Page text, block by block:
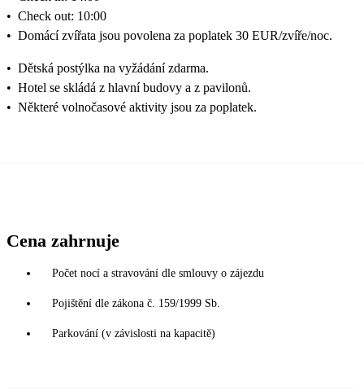
• Check out: 10:00
• Domácí zvířata jsou povolena za poplatek 30 EUR/zvíře/noc.
• Dětská postýlka na vyžádání zdarma.
• Hotel se skládá z hlavní budovy a z pavilonů.
• Některé volnočasové aktivity jsou za poplatek.
Cena zahrnuje
Počet nocí a stravování dle smlouvy o zájezdu
Pojištění dle zákona č. 159/1999 Sb.
Parkování (v závislosti na kapacitě)